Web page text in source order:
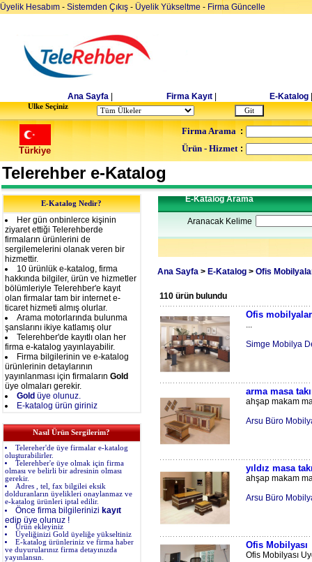
Üyelik Hesabım - Sistemden Çıkış - Üyelik Yükseltme - Firma Güncelle
Ana Sayfa Firma Kayıt E-Katalog
Ulke Seçiniz
Türkiye
Firma Arama :
Ürün - Hizmet :
Telerehber e-Katalog
E-Katalog Nedir?
Her gün onbinlerce kişinin
ziyaret ettiği Telerehberde
firmaların ürünlerini de
sergilemelerini olanak veren bir
hizmettir.
10 ürünlük e-katalog, firma
hakkında bilgiler, ürün ve hizmetler
bölümleriyle Telerehber'e kayıt
olan firmalar tam bir internet e-
ticaret hizmeti almış olurlar.
Arama motorlarında bulunma
şanslarını ikiye katlamış olur
Telerehber'de kayıtlı olan her
firma e-katalog yayınlayabilir.
Firma bilgilerinin ve e-katalog
ürünlerinin detaylarının
yayınlanması için firmaların Gold
üye olmaları gerekir.
Gold üye olunuz.
E-katalog ürün giriniz
Nasıl Ürün Sergilerim?
Telereher'de üye firmalar e-katalog
oluşturabilirler.
Telerehber'e üye olmak için firma
olması ve belirli bir adresinin olması
gerekir.
Adres , tel, fax bilgilei eksik
dolduranların üyelikleri onaylanmaz ve
e-katalog ürünleri iptal edilir.
Önce firma bilgilerinizi kayıt
edip üye olunuz !
Ürün ekleyiniz
Üyeliğinizi Gold üyeliğe yükseltiniz
E-katalog ürünleriniz ve firma haber
ve duyurularınız firma detayınızda
yayınlansın.
E-Katalog Arama
Aranacak Kelime
Ana Sayfa > E-Katalog >Ofis
110 ürün bulundu
Ofis
...
Simge Mobilya
arma masa
ahşap makam
Arsu Büro
yıldız masa
ahşap makam
Arsu Büro
Ofis Mobilyası
Ofis Mobilyası